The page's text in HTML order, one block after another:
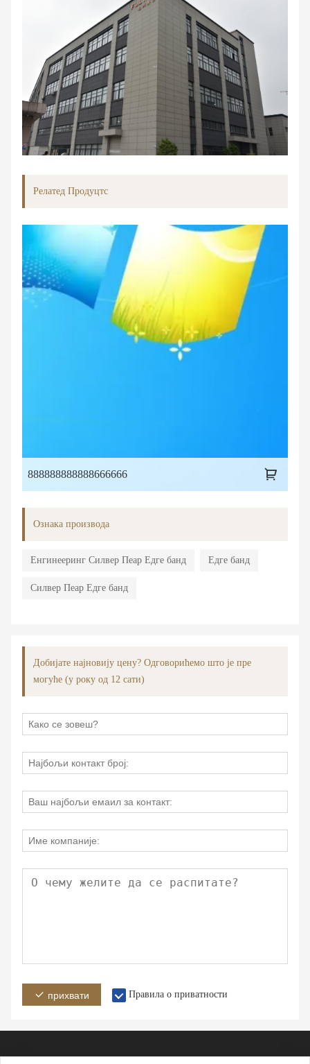
Релатед Продуцтс
888888888888666666
Ознака производа
Енгинееринг Силвер Пеар Едге банд Едге банд
Силвер Пеар Едге банд
Добијате најновију цену? Одговорићемо што је пре
могуће (у року од 12 сати)
прихвати Правила о приватности